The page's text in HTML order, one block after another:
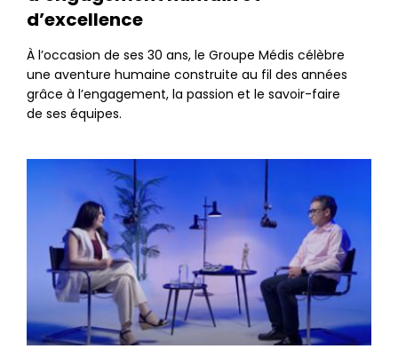
d’excellence
À l’occasion de ses 30 ans, le Groupe Médis célèbre
une aventure humaine construite au fil des années
grâce à l’engagement, la passion et le savoir-faire
de ses équipes.